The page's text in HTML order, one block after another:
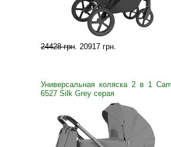
24428 грн. 20917 грн.
Универсальная коляска 2 в 1
6527 Silk Grey серая